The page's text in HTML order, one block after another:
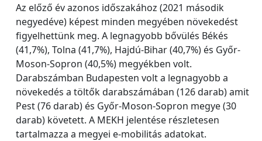
Az előző év azonos időszakához (2021 második
negyedéve) képest minden megyében növekedést
figyelhettünk meg. A legnagyobb bővülés Békés
(41,7%), Tolna (41,7%), Hajdú-Bihar (40,7%) és Győr-
Moson-Sopron (40,5%) megyékben volt.
Darabszámban Budapesten volt a legnagyobb a
növekedés a töltők darabszámában (126 darab) amit
Pest (76 darab) és Győr-Moson-Sopron megye (30
darab) követett. A MEKH jelentése részletesen
tartalmazza a megyei e-mobilitás adatokat.